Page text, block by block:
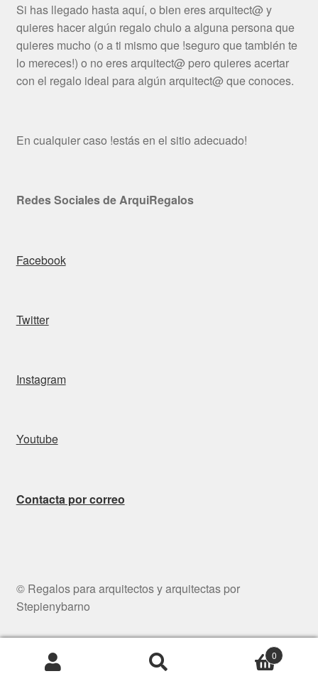
Si has llegado hasta aquí, o bien eres arquitect@ y
quieres hacer algún regalo chulo a alguna persona que
quieres mucho (o a ti mismo que !seguro que también te
lo mereces!) o no eres arquitect@ pero quieres acertar
con el regalo ideal para algún arquitect@ que conoces.
En cualquier caso !estás en el sitio adecuado!
Redes Sociales de ArquiRegalos
Facebook
Twitter
Instagram
Youtube
Contacta por correo
© Regalos para arquitectos y arquitectas por
Stepienybarno
0